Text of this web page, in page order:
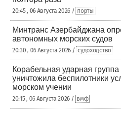
20:45 , 06 Августа 2026 / порты
Минтранс Азербайджана
автономных морских судов
20:30 , 06 Августа 2026 / судоходство
Корабельная ударная
уничтожила беспилотники
морском учении
20:15 , 06 Августа 2026 / вмф